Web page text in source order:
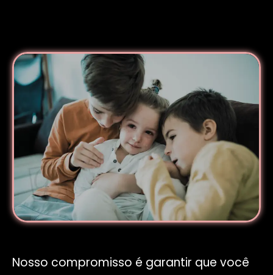
Nosso compromisso é garantir que você